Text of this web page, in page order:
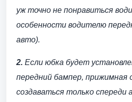
уж точно не понравиться
особенности водителю
авто).
2. Если юбка будет
передний бампер, прижимная
создаваться только спереди